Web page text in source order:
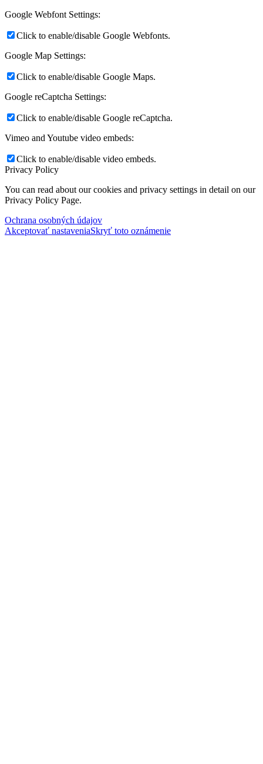
Google Webfont Settings:
Click to enable/disable Google Webfonts.
Google Map Settings:
Click to enable/disable Google Maps.
Google reCaptcha Settings:
Click to enable/disable Google reCaptcha.
Vimeo and Youtube video embeds:
Click to enable/disable video embeds.
Privacy Policy
You can read about our cookies and privacy settings in detail on our
Privacy Policy Page.
Ochrana osobných údajov
Akceptovať nastaveniaSkryť toto oznámenie